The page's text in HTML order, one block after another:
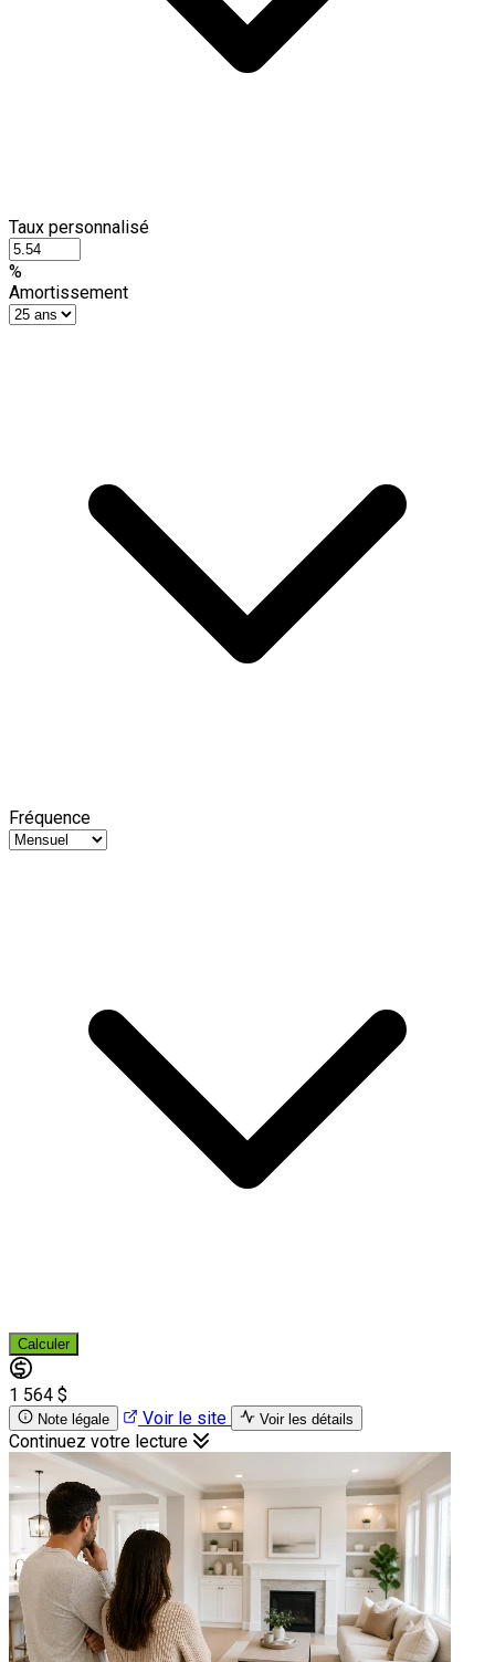
Taux personnalisé
%
Amortissement
Fréquence
Calculer
1 564 $
Note légale Voir le site Voir les détails
Continuez votre lecture